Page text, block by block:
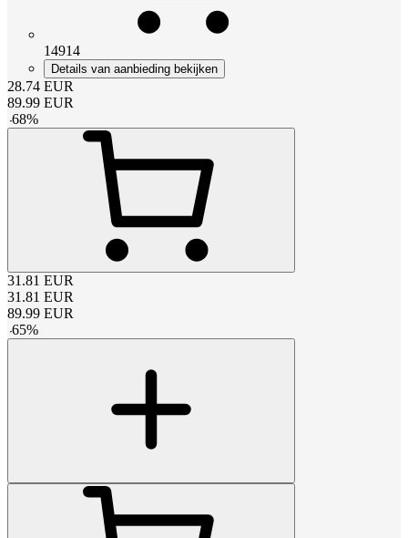
14914
Details van aanbieding bekijken
28.74 EUR
89.99 EUR
-68%
31.81 EUR
31.81 EUR
89.99 EUR
-65%